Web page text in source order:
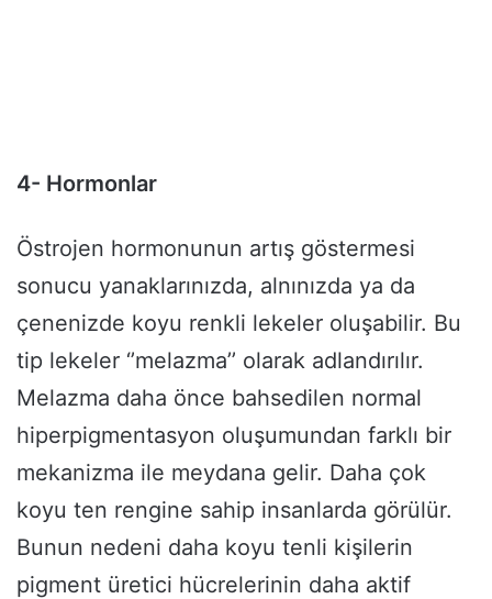
4- Hormonlar
Östrojen hormonunun artış göstermesi
sonucu yanaklarınızda, alnınızda ya da
çenenizde koyu renkli lekeler oluşabilir. Bu
tip lekeler ‘’melazma’’ olarak adlandırılır.
Melazma daha önce bahsedilen normal
hiperpigmentasyon oluşumundan farklı bir
mekanizma ile meydana gelir. Daha çok
koyu ten rengine sahip insanlarda görülür.
Bunun nedeni daha koyu tenli kişilerin
pigment üretici hücrelerinin daha aktif